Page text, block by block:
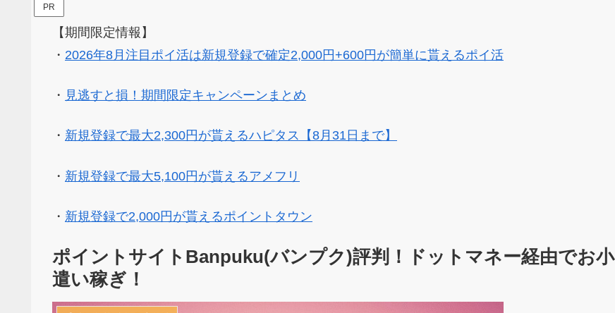
PR
【期間限定情報】
・ 2026年8月注目ポイ活は新規登録で確定2,000円+600円が簡単に貰えるポイ活
・ 見逃すと損！期間限定キャンペーンまとめ
・ 新規登録で最大2,300円が貰えるハピタス【8月31日まで】
・ 新規登録で最大5,100円が貰えるアメフリ
・ 新規登録で2,000円が貰えるポイントタウン
ポイントサイトBanpuku(バンプク)評判！ドットマネー経由でお小
遣い稼ぎ！